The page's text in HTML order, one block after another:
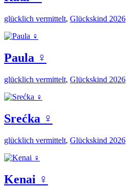
glücklich vermittelt, Glückskind 2026
Paula ♀️
glücklich vermittelt, Glückskind 2026
Srećka ♀️
glücklich vermittelt, Glückskind 2026
Kenai ♀️